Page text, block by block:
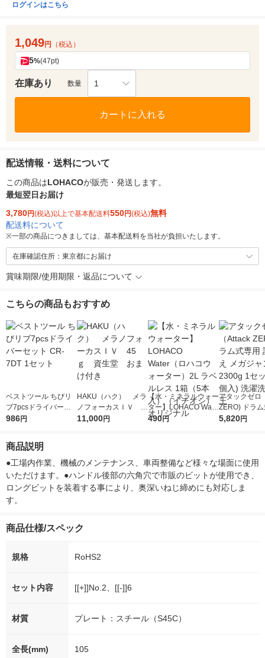
ログインはこちら
1,049円 （税込）
5%(47pt)
在庫あり 数量 1
カートに入れる
配送情報・送料について
この商品はLOHACOが販売・発送します。
最短翌日お届け
3,780円(税込)以上で基本配送料550円(税込)無料
配送料について
※一部の商品につきましては、基本配送料を当社が負担いたします。
在庫確認住所：東京都にお届け
賞味期限/使用期限・返品について
こちらの商品もおすすめ
ベストツール ちびリ
ブ7pcsドライバーセ
ット CR-7DT 1セット
986円
HAKU（ハク） メラ
ノフォーカスＩＶ 4
5ｇ 資生堂 おまけ
11,000円
【水・ミネラルウォー
ター】LOHACO Wate
r（ロハコウォータ
490円
アタックゼロ
ZERO) ドラ
詰め替え メガ
5,820円
商品説明
●工場内作業、機械のメンテナンス、車両整備など様々な場面に使用
いただけます。●ハンドル後部の六角穴で市販のビットが使用でき、
ロングビットを装着する事により、奥深いねじ締めにも対応しま
す。
商品仕様/スペック
規格 RoHS2
セット内容 [[+]]No.2、[[-]]6
材質 プレート：スチール（S45C）
全長(mm) 105